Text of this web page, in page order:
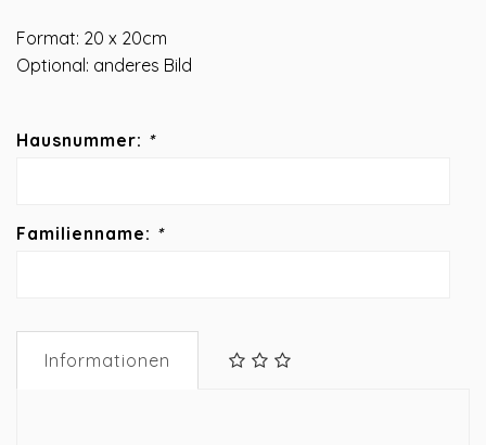
Format: 20 x 20cm
Optional: anderes Bild
Hausnummer: *
Familienname: *
Informationen